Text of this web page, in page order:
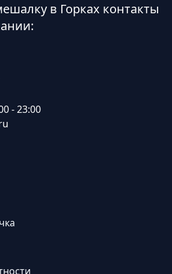
в Горках контакты
- 23:00